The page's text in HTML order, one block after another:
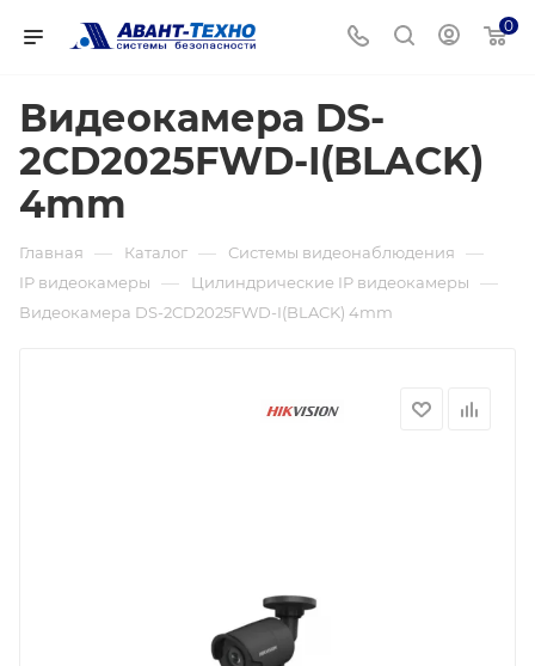
0
Видеокамера DS-
2CD2025FWD-I(BLACK)
4mm
Главная — Каталог — Системы видеонаблюдения —
IP видеокамеры — Цилиндрические IP видеокамеры —
Видеокамера DS-2CD2025FWD-I(BLACK) 4mm